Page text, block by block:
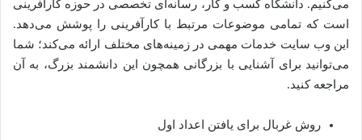
می‌کنیم. دانشگاه کسب و کار، رسانه‌ای تخصصی در حوزه کارآفرینی
است که تمامی موضوعات مرتبط با کارآفرینی را پوشش می‌دهد.
این وب سایت خدمات مهمی در زمینه‌های مختلف ارائه می‌کند؛ شما
می‌توانید برای آشنایی با بزرگانی همچون این دانشمند بزرگ، به آن
مراجعه کنید.
روش غربال برای یافتن اعداد اول